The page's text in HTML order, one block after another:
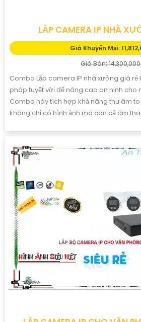
LẮP CAMERA IP NHÀ
Giá Khuyến Mại:
Giá Bán: 14,300,000
Combo Lắp camera IP nhà xưởng giá rẻ
pháp tuyệt vời để nâng cao an ninh cho
Combo này tích hợp khả năng thu âm to
không chỉ có hình ảnh mà còn cả âm